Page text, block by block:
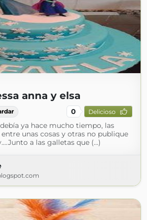
anna y elsa
0 Delicioso
ya hace mucho tiempo, las
unas cosas y otras no publique
a las galletas que (...)